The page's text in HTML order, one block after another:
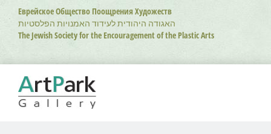
Перейти
основному
содержанию
Еврейское Общество Поощрения Художеств
האגודה היהודית לעידוד האמנויות הפלסטיות
The Jewish Society for the Encouragement of the Plastic Arts